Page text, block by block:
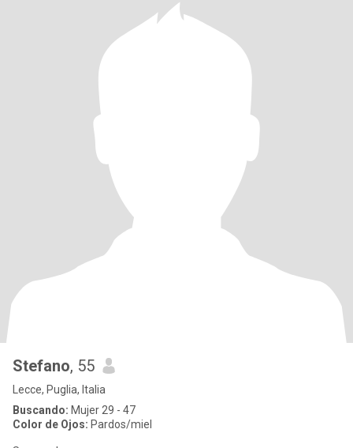
Stefano, 55
Lecce, Puglia, Italia
Buscando: Mujer 29 - 47
Color de Ojos: Pardos/miel